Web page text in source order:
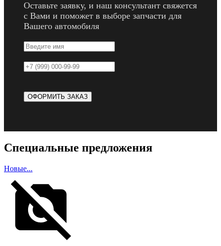
Оставьте заявку, и наш консультант свяжется
с Вами и поможет в выборе запчасти для
Вашего автомобиля
Специальные предложения
Новые...